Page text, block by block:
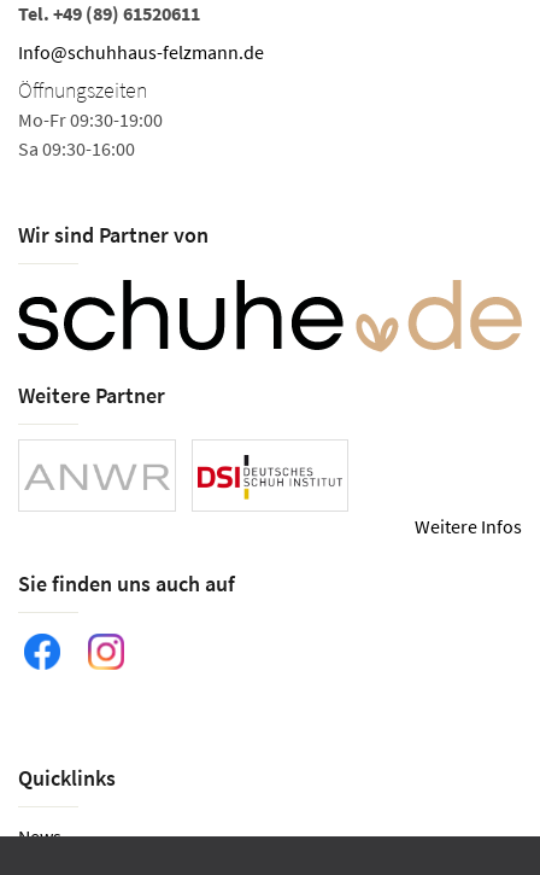
Tel. +49 (89) 61520611
Info@schuhhaus-felzmann.de
Öffnungszeiten
Mo-Fr 09:30-19:00
Sa 09:30-16:00
Wir sind Partner von
Weitere Partner
Weitere Infos
Sie finden uns auch auf
Quicklinks
News